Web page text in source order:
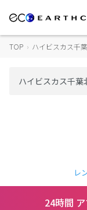
TOP › ハイビスカス千
レ
24時間